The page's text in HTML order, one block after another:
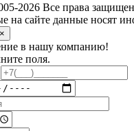
2026 Все права
на сайте данные носят
×
в нашу компанию!
поля.